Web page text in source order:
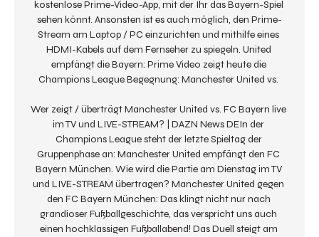
kostenlose Prime-Video-App, mit der Ihr das Bayern-Spiel
sehen könnt. Ansonsten ist es auch möglich, den Prime-
Stream am Laptop / PC einzurichten und mithilfe eines
HDMI-Kabels auf dem Fernseher zu spiegeln. United
empfängt die Bayern: Prime Video zeigt heute die
Champions League Begegnung: Manchester United vs.
Wer zeigt / überträgt Manchester United vs. FC Bayern live
im TV und LIVE-STREAM? | DAZN News DEIn der
Champions League steht der letzte Spieltag der
Gruppenphase an: Manchester United empfängt den FC
Bayern München. Wie wird die Partie am Dienstag im TV
und LIVE-STREAM übertragen? Manchester United gegen
den FC Bayern München: Das klingt nicht nur nach
grandioser Fußballgeschichte, das verspricht uns auch
einen hochklassigen Fußballabend! Das Duell steigt am